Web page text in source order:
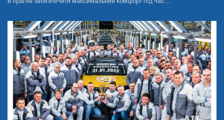
й прагне забезпечити максимальний комфорт під час ...